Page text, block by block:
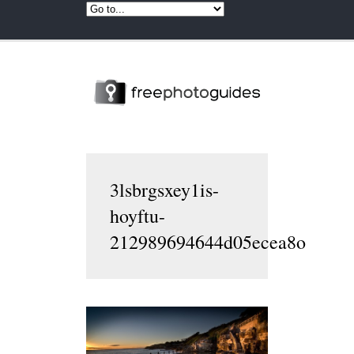
3lsbrgsxey1is-
hoyftu-
212989694644d05ecea8o